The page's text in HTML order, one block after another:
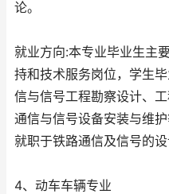
论。
就业方向:本专业毕业生主
持和技术服务岗位，学生
信与信号工程勘察设计、
通信与信号设备安装与维
就职于铁路通信及信号的
4、动车车辆专业